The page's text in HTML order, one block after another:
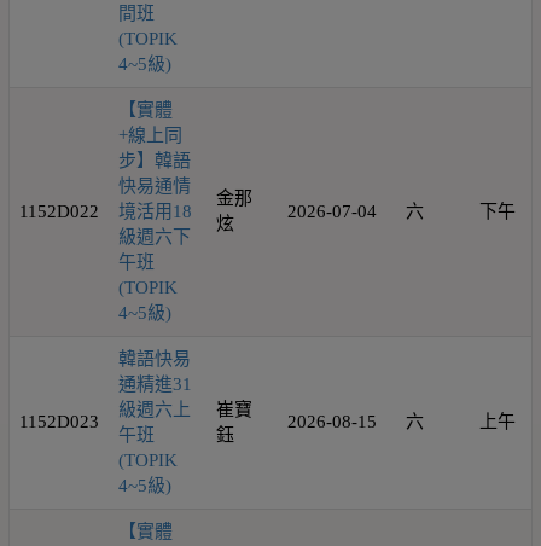
間班
(TOPIK
4~5級)
1152D022
【實體
+線上同
步】韓語
快易通情
境活用18
級週六下
午班
(TOPIK
4~5級)
金那
炫
2026-07-04 六 下午
1152D023
韓語快易
通精進31
級週六上
午班
(TOPIK
4~5級)
崔寶
鈺
2026-08-15 六 上午
【實體